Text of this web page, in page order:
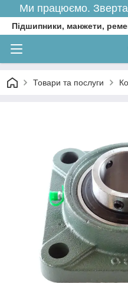
Ми працюємо.
Підшипники, манжети,
Товари та послуги